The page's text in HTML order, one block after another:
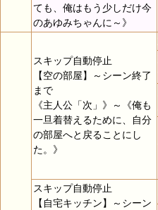
ても、俺はもう少しだけ今
のあゆみちゃんに～》
スキップ自動停止
【空の部屋】～シーン終了
まで
《主人公「次」》～《俺も
一旦着替えるために、自分
の部屋へと戻ることにし
た。》
スキップ自動停止
【自宅キッチン】～シーン